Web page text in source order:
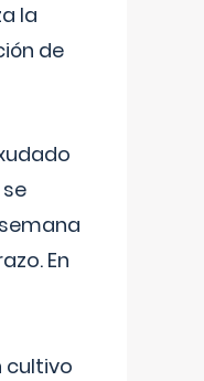
la
de
En
cultivo